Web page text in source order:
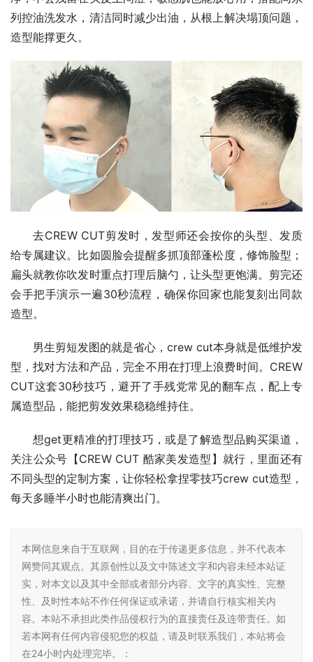
列控油洗发水，清洁同时减少出油，从根上解决塌顶问题，
造型能撑更久。
去CREW CUT剪发时，发型师还会按你的头型、发质
给专属建议。比如圆脸会提醒多抓顶部蓬松度，修饰脸型；
扁头就教你吹发时重点打理后脑勺，让头型更饱满。剪完还
会手把手演示一遍30秒流程，确保你回家也能复刻出同款
造型。
男生剪短发图的就是省心，crew cut本身就是低维护发
型，找对方法和产品，完全不用在打理上浪费时间。CREW
CUT这套30秒技巧，避开了手残党常见的翻车点，配上专
属造型品，能把剪发效果稳稳维持住。
想get更精准的打理技巧，或是了解造型品购买渠道，
关注公众号【CREW CUT 酷家美发造型】就行，里面还有
不同头型的定制方案，让你轻松拿捏零技巧crew cut造型，
每天多睡半小时也能清爽出门。
本网信息来自于互联网，目的在于传递更多信息，并不代表本
网赞同其观点。其原创性以及文中陈述文字和内容未经本站证
实，对本文以及其中全部或者部分内容、文字的真实性、完整
性、及时性本站不作任何保证或承诺，并请自行核实相关内
容。本站不承担此类作品侵权行为的直接责任及连带责任。如
若本网有任何内容侵犯您的权益，请及时联系我们，本站将会
在24小时内处理完毕。：